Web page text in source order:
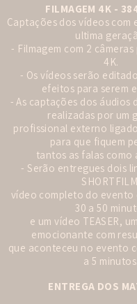
FILMAGEM 4K -
Captações dos vídeos com
ultima
- Filmagem com 2
4K.
- Os vídeos serão
efeitos para serem
- As captações dos áudios
realizadas por um
profissional externo
para que fiquem
tantos as falas como
- Serão entregues dois
vídeo completo do evento
30 a 50
e um vídeo TEASER,
emocionante com
que aconteceu no evento
a 5 minutos.
ENTREGA DOS